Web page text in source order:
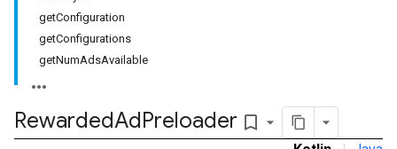
getConfiguration
getConfigurations
getNumAdsAvailable
RewardedAdPreloader bookmark_border